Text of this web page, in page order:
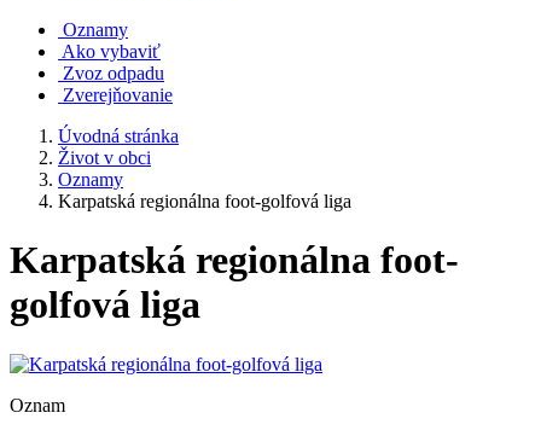
Oznamy
Ako vybaviť
Zvoz odpadu
Zverejňovanie
Úvodná stránka
Život v obci
Oznamy
Karpatská regionálna foot-golfová liga
Karpatská regionálna foot-
golfová liga
Oznam